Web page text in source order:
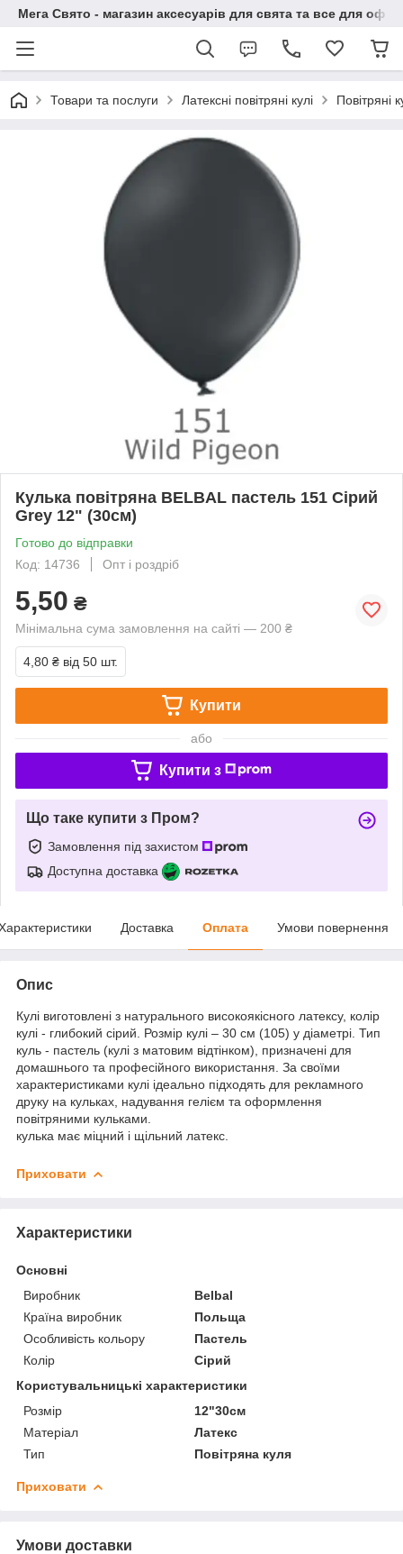
Мега Свято - магазин аксесуарів для свята та все для
Товари та послуги Латексні повітряні кулі Повітряні
Кулька повітряна BELBAL пастель 151 Сірий
Grey 12" (30см)
Готово до відправки
Код: 14736
Опт і роздріб
5,50 ₴
Мінімальна сума замовлення на сайті — 200 ₴
4,80 ₴ від 50 шт.
Купити
або
Купити з
Що таке купити з Пром?
Замовлення під захистом
Доступна доставка
Доставка Оплата Умови повернення
Опис
Кулі виготовлені з натурального високоякісного латексу, колір
кулі - глибокий сірий. Розмір кулі – 30 см (105) у діаметрі. Тип
куль - пастель (кулі з матовим відтінком), призначені для
домашнього та професійного використання. За своїми
характеристиками кулі ідеально підходять для рекламного
друку на кульках, надування гелієм та оформлення
повітряними кульками.
кулька має міцний і щільний латекс.
Приховати
Характеристики
Основні
Виробник
Belbal
Країна виробник
Польща
Особливість кольору
Пастель
Колір
Сірий
Користувальницькі характеристики
Розмір
12"30см
Матеріал
Латекс
Тип
Повітряна куля
Приховати
Умови доставки